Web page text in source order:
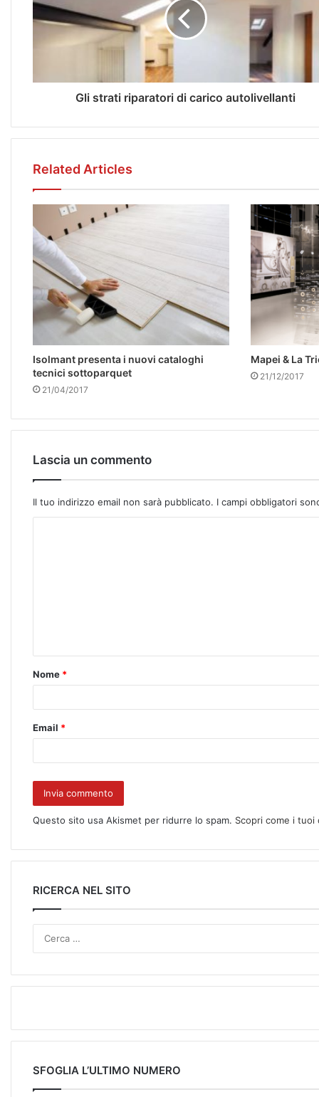
Gli strati riparatori di carico autolivellanti
Related Articles
Isolmant presenta i nuovi cataloghi
tecnici sottoparquet
21/04/2017
Mapei & La
21/12/2017
Lascia un commento
Il tuo indirizzo email non sarà pubblicato. I campi obbligatori
Nome *
Email *
Questo sito usa Akismet per ridurre lo spam. Scopri come i
RICERCA NEL SITO
SFOGLIA L’ULTIMO NUMERO